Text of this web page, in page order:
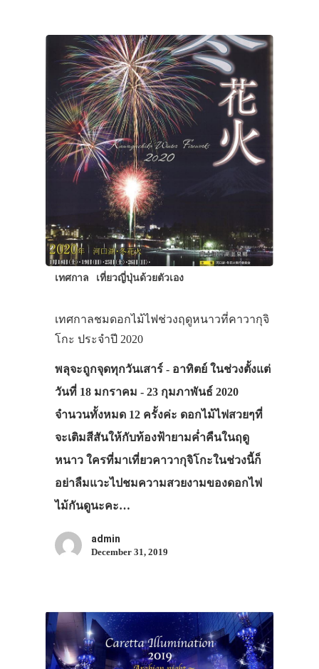
เทศกาล เที่ยวญี่ปุ่นด้วยตัวเอง
เทศกาลชมดอกไม้ไฟช่วงฤดูหนาวที่คาวากุจิ
โกะ ประจำปี 2020
พลุจะถูกจุดทุกวันเสาร์ - อาทิตย์ ในช่วงตั้งแต่
วันที่ 18 มกราคม - 23 กุมภาพันธ์ 2020
จำนวนทั้งหมด 12 ครั้งค่ะ ดอกไม้ไฟสวยๆที่
จะเติมสีสันให้กับท้องฟ้ายามค่ำคืนในฤดู
หนาว ใครที่มาเที่ยวคาวากุจิโกะในช่วงนี้ก็
อย่าลืมแวะไปชมความสวยงามของดอกไฟ
ไม้กันดูนะคะ…
admin
December 31, 2019
ประเทศญี่ปุ่น
เอง
เดินทาง
ทัวร์
ที่พัก
สาระน่ารู้
VIDEO